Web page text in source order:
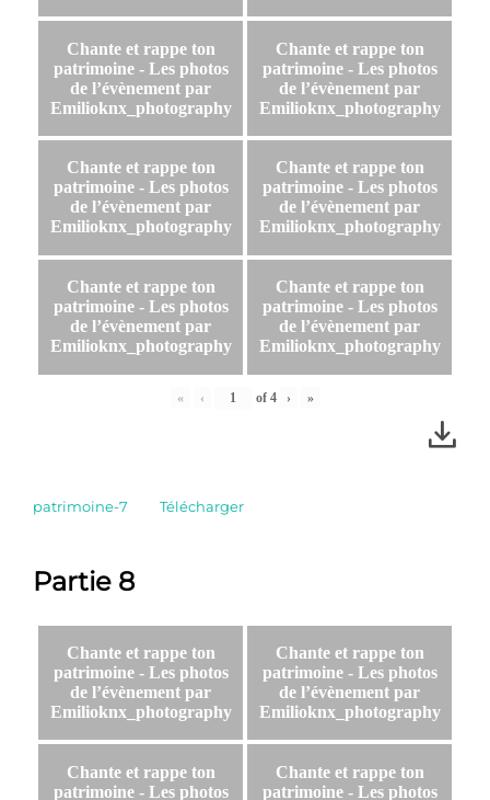
Chante et rappe ton
patrimoine - Les photos
de l’évènement par
Emilioknx_photography
Chante et rappe ton
patrimoine - Les photos
de l’évènement par
Emilioknx_photography
Chante et rappe ton
patrimoine - Les photos
de l’évènement par
Emilioknx_photography
Chante et rappe ton
patrimoine - Les photos
de l’évènement par
Emilioknx_photography
Chante et rappe ton
patrimoine - Les photos
de l’évènement par
Emilioknx_photography
Chante et rappe ton
patrimoine - Les photos
de l’évènement par
Emilioknx_photography
« ‹ of 4 › »
patrimoine-7 Télécharger
Partie 8
Chante et rappe ton
patrimoine - Les photos
de l’évènement par
Emilioknx_photography
Chante et rappe ton
patrimoine - Les photos
de l’évènement par
Emilioknx_photography
Chante et rappe ton
patrimoine - Les photos
Chante et rappe ton
patrimoine - Les photos